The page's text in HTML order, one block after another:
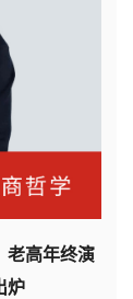
老高年终演
炉